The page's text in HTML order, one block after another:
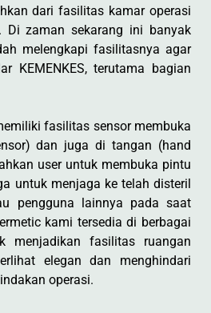
dari fasilitas kamar operasi
zaman sekarang ini banyak
melengkapi fasilitasnya agar
KEMENKES, terutama bagian
fasilitas sensor membuka
dan juga di tangan (hand
user untuk membuka pintu
untuk menjaga ke telah disteril
pengguna lainnya pada saat
kami tersedia di berbagai
fasilitas ruangan
elegan dan menghindari
operasi.